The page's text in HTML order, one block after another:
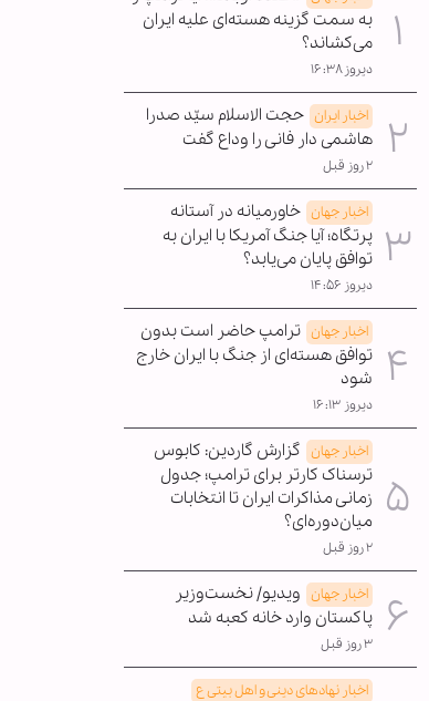
به سمت گزینه هسته‌ای علیه ایران
می‌کشاند؟
دیروز ۱۶:۳۸
اخبار ایران حجت الاسلام سیّد صدرا
هاشمی دار فانی را وداع گفت
۲ روز قبل
اخبار جهان خاورمیانه در آستانه
پرتگاه؛ آیا جنگ آمریکا با ایران به
توافق پایان می‌یابد؟
دیروز ۱۴:۵۶
اخبار جهان ترامپ حاضر است بدون
توافق هسته‌ای از جنگ با ایران خارج
شود
دیروز ۱۶:۱۳
اخبار جهان گزارش گاردین: کابوس
ترسناک کارتر برای ترامپ؛ جدول
زمانی مذاکرات ایران تا انتخابات
میان‌دوره‌ای؟
۲ روز قبل
اخبار جهان ویدیو/ نخست‌وزیر
پاکستان وارد خانه کعبه شد
۳ روز قبل
اخبار نهادهای دینی و اهل بیتی ع